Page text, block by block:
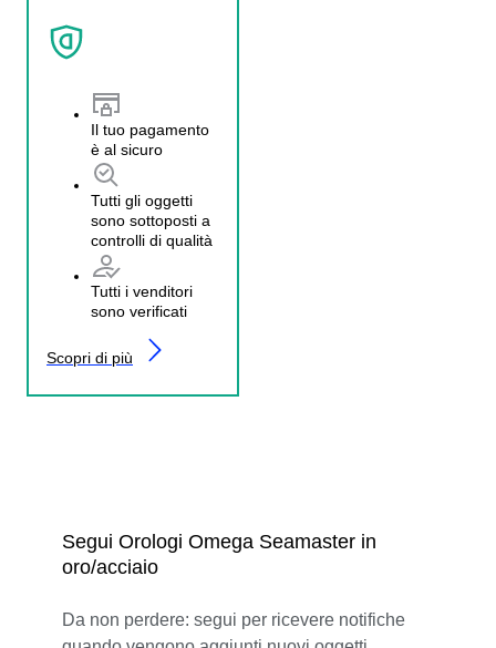
Il tuo pagamento
è al sicuro
Tutti gli oggetti
sono sottoposti a
controlli di qualità
Tutti i venditori
sono verificati
Scopri di più
Segui Orologi Omega Seamaster in
oro/acciaio
Da non perdere: segui per ricevere notifiche